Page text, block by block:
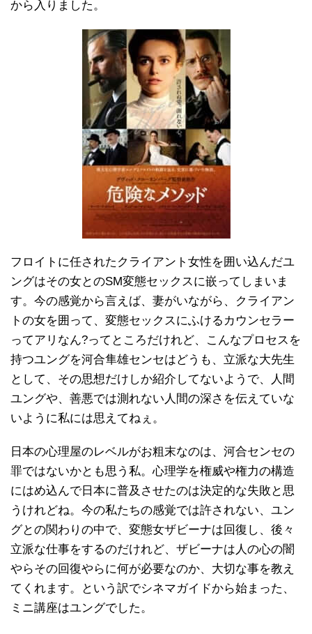
から入りました。
フロイトに任されたクライアント女性を囲い込んだユ
ングはその女とのSM変態セックスに嵌ってしまいま
す。今の感覚から言えば、妻がいながら、クライアン
トの女を囲って、変態セックスにふけるカウンセラー
ってアリなん?ってところだけれど、こんなプロセスを
持つユングを河合隼雄センセはどうも、立派な大先生
として、その思想だけしか紹介してないようで、人間
ユングや、善悪では測れない人間の深さを伝えていな
いように私には思えてねぇ。
日本の心理屋のレベルがお粗末なのは、河合センセの
罪ではないかとも思う私。心理学を権威や権力の構造
にはめ込んで日本に普及させたのは決定的な失敗と思
うけれどね。今の私たちの感覚では許されない、ユン
グとの関わりの中で、変態女ザビーナは回復し、後々
立派な仕事をするのだけれど、ザビーナは人の心の闇
やらその回復やらに何が必要なのか、大切な事を教え
てくれます。という訳でシネマガイドから始まった、
ミニ講座はユングでした。